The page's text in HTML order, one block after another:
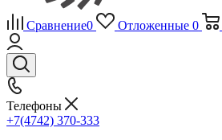
Сравнение0 Отложенные 0
Телефоны
+7(4742) 370-333